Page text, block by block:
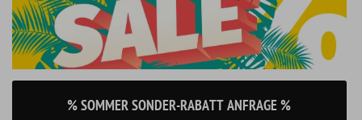
% SOMMER SONDER-RABATT ANFRAGE %